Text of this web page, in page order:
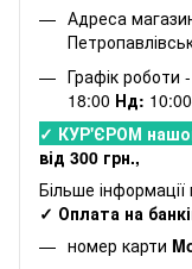
Адреса
Графік роботи -
18:00 Нд:
✓ КУР'ЄРОМ
від 300 грн.,
Більше
✓ Оплата на
номер карти